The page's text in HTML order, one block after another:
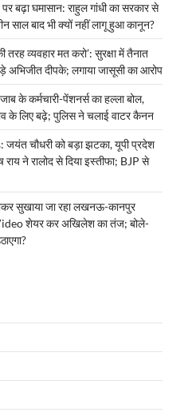
बढ़ा घमासान: राहुल गांधी का सरकार से
साल बाद भी क्यों नहीं लागू हुआ कानून?
तरह व्यवहार मत करो’: सुरक्षा में तैनात
अभिजीत दीपके; लगाया जासूसी का आरोप
के कर्मचारी-पेंशनर्स का हल्ला बोल,
के लिए बढ़े; पुलिस ने चलाई वाटर कैनन
चौधरी को बड़ा झटका, यूपी प्रदेश
राय ने रालोद से दिया इस्तीफा; BJP से
सुखाया जा रहा लखनऊ-कानपुर
शेयर कर अखिलेश का तंज; बोले-